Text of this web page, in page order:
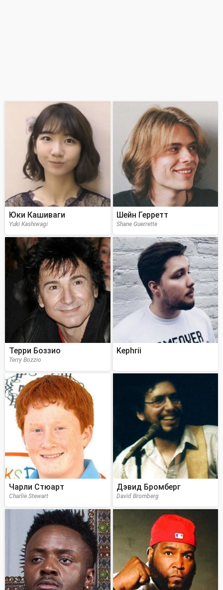
Юки Кашиваги
Yuki Kashiwagi
Шейн Герретт
Shane Guerrette
Терри Боззио
Terry Bozzio
Kephrii
Чарли Стюарт
Charlie Stewart
Дэвид Бромберг
David Bromberg